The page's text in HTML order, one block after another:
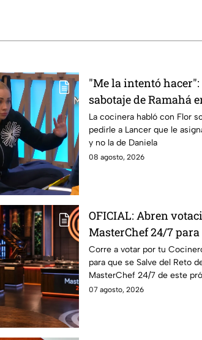
"Me la intentó
sabotaje de Ramahá
de salvación de
La cocinera habló con Flor
pedirle a Lancer que le
y no la de Daniela
08 agosto, 2026
OFICIAL: Abren
MasterChef 24/7
Cocinero del Reto de
este domingo
Corre a votar por tu
para que se Salve del Reto
MasterChef 24/7 de este
07 agosto, 2026